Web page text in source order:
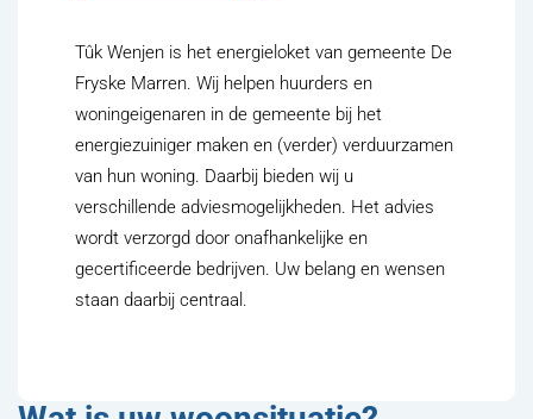
Tûk Wenjen is het energieloket van gemeente De
Fryske Marren. Wij helpen huurders en
woningeigenaren in de gemeente bij het
energiezuiniger maken en (verder) verduurzamen
van hun woning. Daarbij bieden wij u
verschillende adviesmogelijkheden. Het advies
wordt verzorgd door onafhankelijke en
gecertificeerde bedrijven. Uw belang en wensen
staan daarbij centraal.